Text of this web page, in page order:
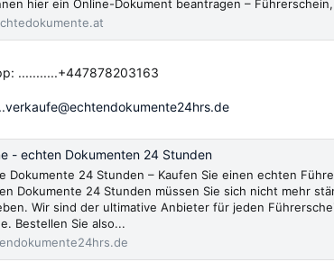
hier ein Online-Dokument beantragen –
...........+447878203163
- echten Dokumenten 24 Stunden
Dokumente 24 Stunden – Kaufen Sie einen echten
Dokumente 24 Stunden müssen Sie sich nicht mehr
Wir sind der ultimative Anbieter für jeden
Bestellen Sie also...